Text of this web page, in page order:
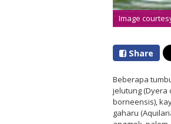
Image
Share
Beberapa
jelutung (Dyera
borneensis),
gaharu